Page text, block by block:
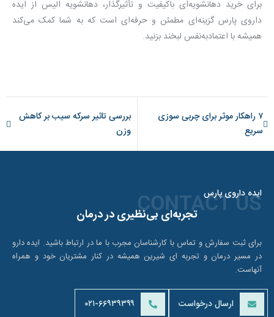
برای خرید دهانشویه‌ای باکیفیت و تأثیرگذار، دهانشویه الیس از ایده
داروی پارس گزینه‌ای مطمئن و حرفه‌ای است که به شما کمک می‌کند
همیشه با اعتمادبه‌نفس لبخند بزنید.
۷ راهکار موثر برای چربی سوزی
سریع
بررسی تاثیر سرکه سیب بر کاهش
وزن
ایده داروی پارس
تجربه‌ای بی‌نظیری در درمانCONTACT US
برای ثبت سفارش و تماس با کارشناسان مجرب با ما در ارتباط باشید. ایده دارو
در مسیر درمان و تجربه ای شیرین همیشه در کنار مشتریان خود و همراه
آنهاست.
ارسال درخواست ۰۲۱-۶۶۹۳۹۳۹۹